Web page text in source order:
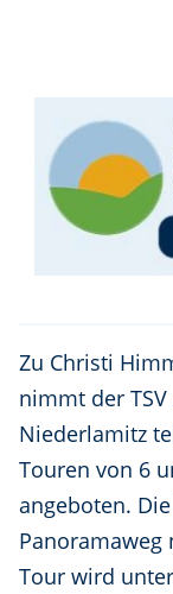
Zu Christi
nimmt der
Niederlamitz
Touren von 6
angeboten.
Panoramaweg
Tour wird